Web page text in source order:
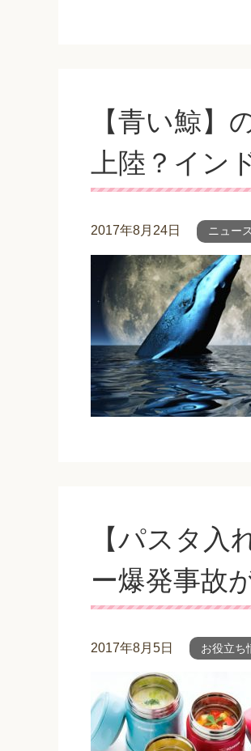
【青い鯨】
上陸？イン
2017年8月24日 ニュース
【パスタ入
ー爆発事故
2017年8月5日 お役立ち